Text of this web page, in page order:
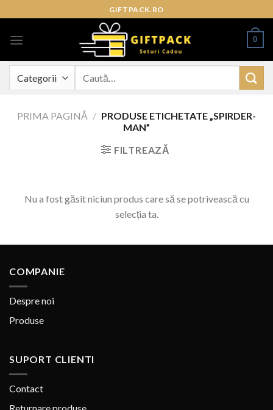
to
content
GIFTPACK.RO
0
PRIMA PAGINĂ / PRODUSE ETICHETATE „SPIRDER-
MAN”
FILTREAZĂ
Nu a fost găsit niciun produs care să se potrivească cu
selecția ta.
COMPANIE
Despre noi
Produse
SUPORT CLIENTI
Contact